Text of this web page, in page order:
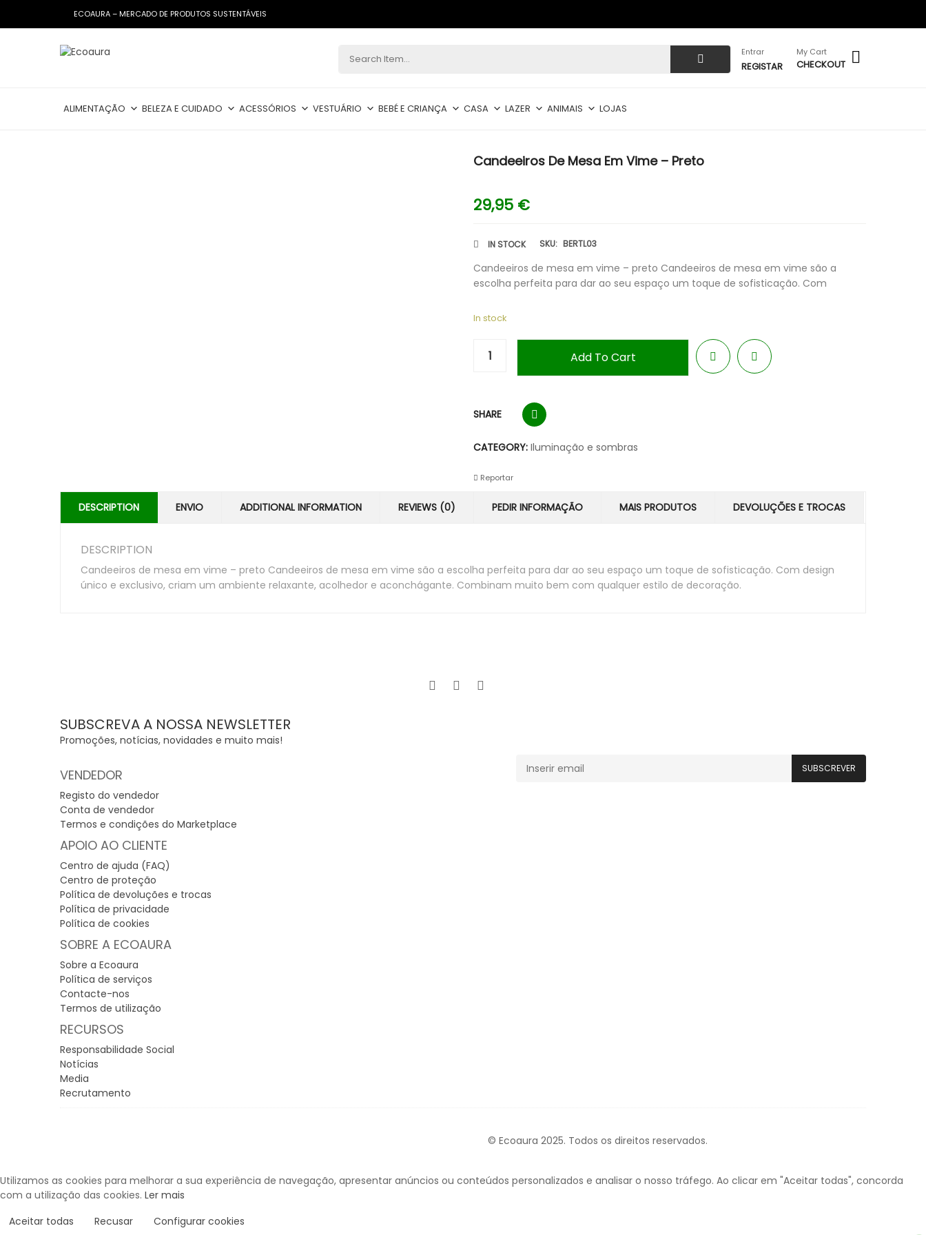
ECOAURA – MERCADO DE PRODUTOS SUSTENTÁVEIS
Entrar
REGISTAR
My Cart
CHECKOUT
ALIMENTAÇÃO BELEZA E CUIDADO ACESSÓRIOS VESTUÁRIO BEBÉ E CRIANÇA CASA LAZER ANIMAIS LOJAS
Candeeiros De Mesa Em Vime – Preto
29,95 €
IN STOCK SKU: BERTL03
Candeeiros de mesa em vime – preto Candeeiros de mesa em vime são a
escolha perfeita para dar ao seu espaço um toque de sofisticação. Com
In stock
Add To Cart
SHARE
CATEGORY: Iluminação e sombras
Reportar
DESCRIPTION ENVIO ADDITIONAL INFORMATION REVIEWS (0) PEDIR INFORMAÇÃO MAIS PRODUTOS DEVOLUÇÕES E TROCAS
DESCRIPTION
Candeeiros de mesa em vime – preto Candeeiros de mesa em vime são a escolha perfeita para dar ao seu espaço um toque de sofisticação. Com design
único e exclusivo, criam um ambiente relaxante, acolhedor e aconchágante. Combinam muito bem com qualquer estilo de decoração.
SUBSCREVA A NOSSA NEWSLETTER
Promoções, notícias, novidades e muito mais!
VENDEDOR
Registo do vendedor
Conta de vendedor
Termos e condições do Marketplace
APOIO AO CLIENTE
Centro de ajuda (FAQ)
Centro de proteção
Política de devoluções e trocas
Política de privacidade
Política de cookies
SOBRE A ECOAURA
Sobre a Ecoaura
Política de serviços
Contacte-nos
Termos de utilização
RECURSOS
Responsabilidade Social
Notícias
Media
Recrutamento
© Ecoaura 2025. Todos os direitos reservados.
Utilizamos as cookies para melhorar a sua experiência de navegação, apresentar anúncios ou conteúdos personalizados e analisar o nosso tráfego. Ao clicar em "Aceitar todas", concorda
com a utilização das cookies. Ler mais
Aceitar todas
Recusar Configurar cookies